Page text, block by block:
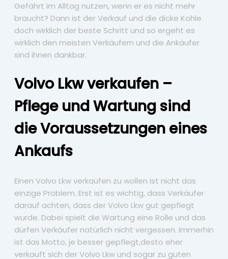
Gefährt im Alltag nutzen, wenn er es nicht mehr
braucht? Dann ist der Verkauf und die dicke Kohle
doch wirklich der beste Schritt und so ergeht es
wirklich den meisten Verkäufern und die Ankäufer
sind ihnen dankbar.
Volvo Lkw verkaufen –
Pflege und Wartung sind
die Voraussetzungen eines
Ankaufs
Einen Volvo Lkw verkaufen zu wollen ist nicht das
einzige Problem. Erst ist es wichtig, dass Verkäufer
darauf achten, dass der Volvo Lkw gut gepflegt
wurde. Dabei spielt die Wartung eine Rolle und das
dürfen Verkäufer natürlich nicht vergessen. Immerhin
ist das Motto, je besser gepflegt,desto eher
verkauft sich der Volvo Lkw und sogar zu guten